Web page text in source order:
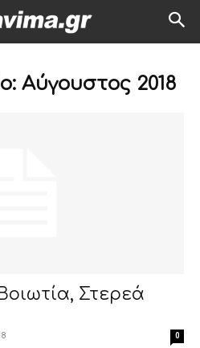
Αύγουστος 2018
Στερεά
0